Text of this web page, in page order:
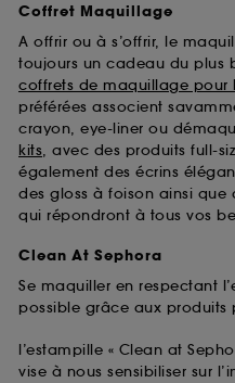
Coffret Maquillage
A offrir ou à s’offrir, le
toujours un cadeau du plus
coffrets de maquillage pour
préférées associent
crayon, eye-liner ou
kits, avec des produits full-
également des écrins
des gloss à foison ainsi que
qui répondront à tous vos
Clean At Sephora
Se maquiller en respectant
possible grâce aux produits
l’estampille « Clean at
vise à nous sensibiliser sur